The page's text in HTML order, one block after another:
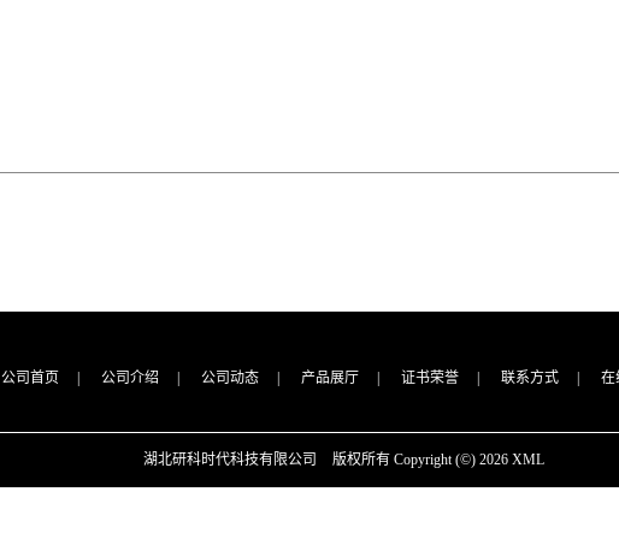
公司首页 公司介绍 公司动态 产品展厅 证书荣誉 联系方式 在
湖北研科时代科技有限公司 版权所有 Copyright (©) 2026 XML